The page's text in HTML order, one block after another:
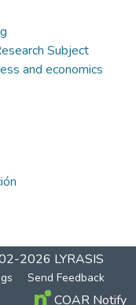
Subject
and economics
2026 LYRASIS
Send Feedback
COAR Notify